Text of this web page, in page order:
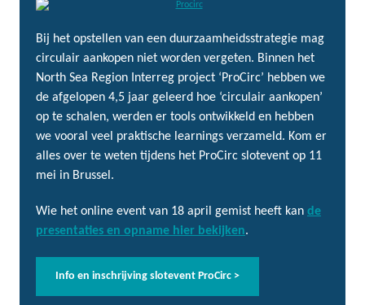
Bij het opstellen van een duurzaamheidsstrategie mag
circulair aankopen niet worden vergeten. Binnen het
North Sea Region Interreg project ‘ProCirc’ hebben we
de afgelopen 4,5 jaar geleerd hoe ‘circulair aankopen’
op te schalen, werden er tools ontwikkeld en hebben
we vooral veel praktische learnings verzameld. Kom er
alles over te weten tijdens het ProCirc slotevent op 11
mei in Brussel.
Wie het online event van 18 april gemist heeft kan de
presentaties en opname hier bekijken.
Info en inschrijving slotevent ProCirc >